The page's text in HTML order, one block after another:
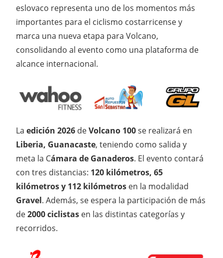
eslovaco representa uno de los momentos más
importantes para el ciclismo costarricense y
marca una nueva etapa para Volcano,
consolidando al evento como una plataforma de
alcance internacional.
La edición 2026 deVolcano 100se realizará en
Liberia, Guanacaste, teniendo como salida y
meta la Cámara de Ganaderos. El evento contará
con tres distancias: 120 kilómetros, 65
kilómetros y 112 kilómetros en la modalidad
Gravel. Además, se espera la participación de más
de2000 ciclistas en las distintas categorías y
recorridos.